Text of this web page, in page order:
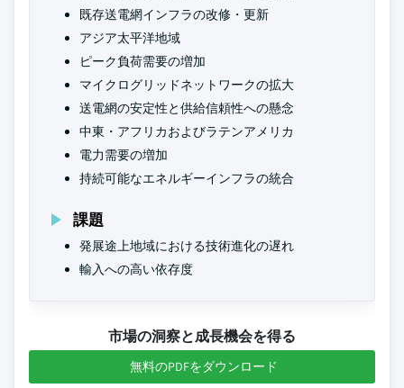
既存送電網インフラの改修・更新
アジア太平洋地域
ピーク負荷需要の増加
マイクログリッドネットワークの拡大
送電網の安定性と供給信頼性への懸念
中東・アフリカおよびラテンアメリカ
電力需要の増加
持続可能なエネルギーインフラの統合
課題
発展途上地域における技術進化の遅れ
輸入への高い依存度
市場の洞察と成長機会を得る
無料のPDFをダウンロード